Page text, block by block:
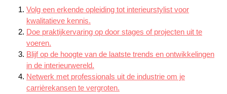
Volg een erkende opleiding tot interieurstylist voor
kwalitatieve kennis.
Doe praktijkervaring op door stages of projecten uit te
voeren.
Blijf op de hoogte van de laatste trends en ontwikkelingen
in de interieurwereld.
Netwerk met professionals uit de industrie om je
carrièrekansen te vergroten.